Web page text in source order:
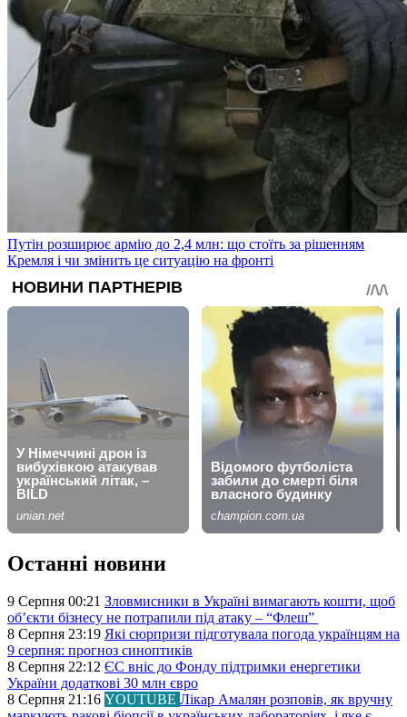
Путін розширює армію до 2,4 млн: що стоїть за рішенням
Кремля і чи змінить це ситуацію на фронті
Останні новини
9 Серпня 00:21 Зловмисники в Україні вимагають кошти, щоб
об’єкти бізнесу не потрапили під атаку – “Флеш”
8 Серпня 23:19 Які сюрпризи підготувала погода українцям на
9 серпня: прогноз синоптиків
8 Серпня 22:12 ЄС вніс до Фонду підтримки енергетики
України додаткові 30 млн євро
8 Серпня 21:16 YOUTUBE Лікар Амалян розповів, як вручну